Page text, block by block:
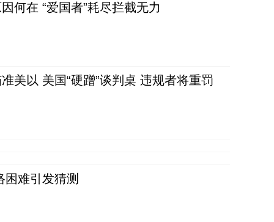
何在 “爱国者”耗尽拦截无力
美以 美国“硬蹭”谈判桌 违规者将重罚
难引发猜测